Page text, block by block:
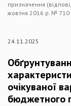
призначення
жовтня 2016 р. № 710
24.11.2025
очікуваної
бюджетного